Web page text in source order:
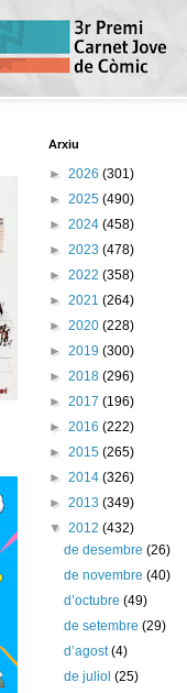
Arxiu
► 2026 (301)
► 2025 (490)
► 2024 (458)
► 2023 (478)
► 2022 (358)
► 2021 (264)
► 2020 (228)
► 2019 (300)
► 2018 (296)
► 2017 (196)
► 2016 (222)
► 2015 (265)
► 2014 (326)
► 2013 (349)
▼ 2012 (432)
de desembre(26)
de novembre(40)
d’octubre(49)
de setembre(29)
d’agost(4)
de juliol(25)